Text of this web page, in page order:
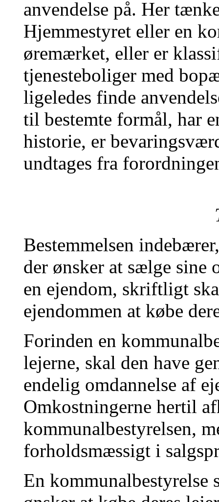
anvendelse på. Her
Hjemmestyret eller en
øremærket, eller er
tjenesteboliger med
ligeledes finde
til bestemte formål, har
historie, er
undtages fra
Bestemmelsen
der ønsker at sælge
en ejendom, skriftligt
ejendommen at købe
Forinden en
lejerne, skal den have
endelig omdannelse af
Omkostningerne hertil
kommunalbestyrelsen,
forholdsmæssigt i
En kommunalbestyrelse